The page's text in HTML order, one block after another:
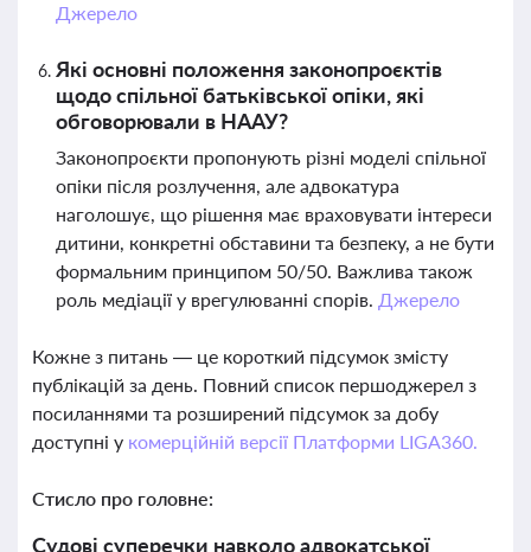
Джерело
Які основні положення законопроєктів
щодо спільної батьківської опіки, які
обговорювали в НААУ?
Законопроєкти пропонують різні моделі спільної
опіки після розлучення, але адвокатура
наголошує, що рішення має враховувати інтереси
дитини, конкретні обставини та безпеку, а не бути
формальним принципом 50/50. Важлива також
роль медіації у врегулюванні спорів. Джерело
Кожне з питань — це короткий підсумок змісту
публікацій за день. Повний список першоджерел з
посиланнями та розширений підсумок за добу
доступні у комерційній версії Платформи LIGA360.
Стисло про головне:
Судові суперечки навколо адвокатської